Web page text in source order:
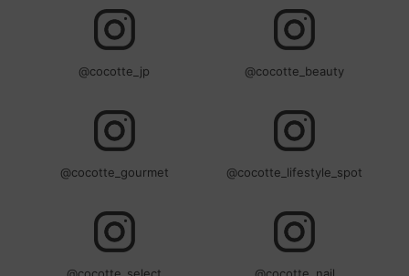
@cocotte_jp @cocotte_beauty
@cocotte_gourmet @cocotte_lifestyle_spot